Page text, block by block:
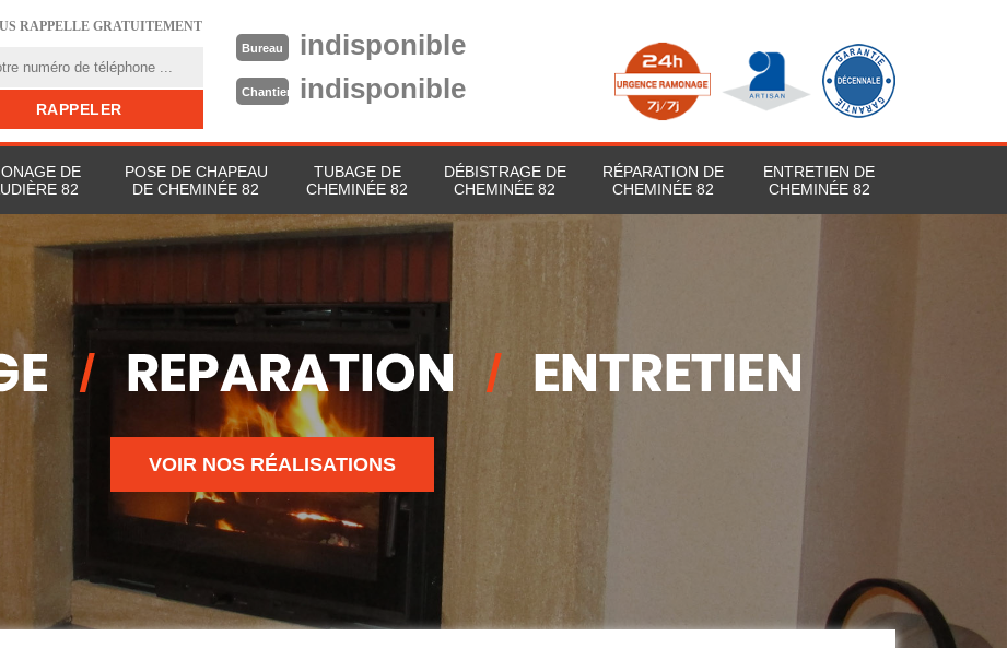
RAPPELLE GRATUITEMENT
Bureau indisponible
Chantier indisponible
DE
82
POSE DE CHAPEAU
DE CHEMINÉE 82
TUBAGE DE
CHEMINÉE 82
DÉBISTRAGE DE
CHEMINÉE 82
RÉPARATION DE
CHEMINÉE 82
ENTRETIEN DE
CHEMINÉE 82
VOIR NOS RÉALISATIONS